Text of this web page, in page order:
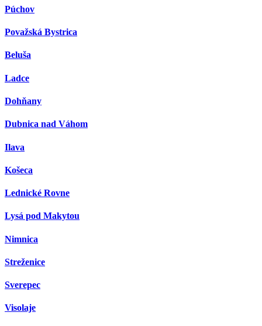
Púchov
Považská Bystrica
Beluša
Ladce
Dohňany
Dubnica nad Váhom
Ilava
Košeca
Lednické Rovne
Lysá pod Makytou
Nimnica
Streženice
Sverepec
Visolaje